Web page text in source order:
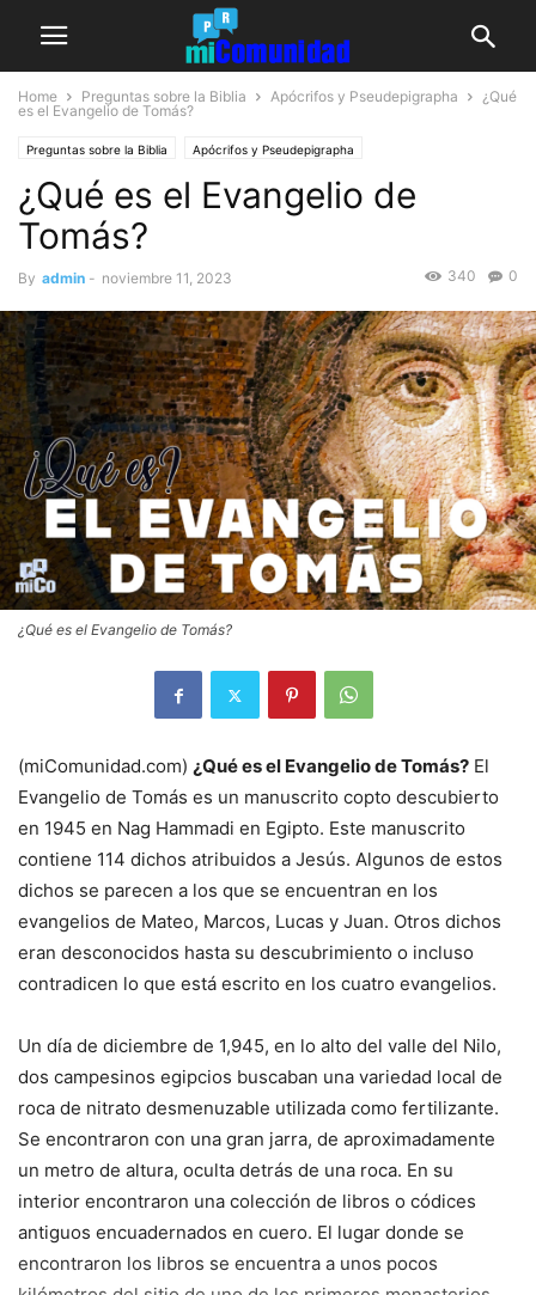
Home Preguntas sobre la Biblia Apócrifos y Pseudepigrapha
¿Qué
es el Evangelio de Tomás?
Preguntas sobre la Biblia Apócrifos y Pseudepigrapha
¿Qué es el Evangelio de
Tomás?
By admin - noviembre 11, 2023 0
340
¿Qué es el Evangelio de Tomás?
(miComunidad.com) ¿Qué es el Evangelio de Tomás? El
Evangelio de Tomás es un manuscrito copto descubierto
en 1945 en Nag Hammadi en Egipto. Este manuscrito
contiene 114 dichos atribuidos a Jesús. Algunos de estos
dichos se parecen a los que se encuentran en los
evangelios de Mateo, Marcos, Lucas y Juan. Otros dichos
eran desconocidos hasta su descubrimiento o incluso
contradicen lo que está escrito en los cuatro evangelios.
Un día de diciembre de 1,945, en lo alto del valle del Nilo,
dos campesinos egipcios buscaban una variedad local de
roca de nitrato desmenuzable utilizada como fertilizante.
Se encontraron con una gran jarra, de aproximadamente
un metro de altura, oculta detrás de una roca. En su
interior encontraron una colección de libros o códices
antiguos encuadernados en cuero. El lugar donde se
encontraron los libros se encuentra a unos pocos